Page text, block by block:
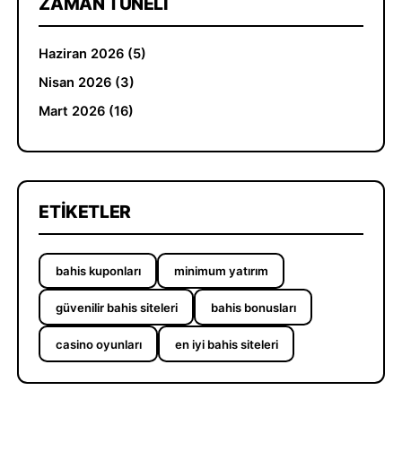
Haziran 2026 (5)
Nisan 2026 (3)
Mart 2026 (16)
ETIKETLER
bahis kuponları minimum yatırım
güvenilir bahis siteleri bahis bonusları
casino oyunları en iyi bahis siteleri